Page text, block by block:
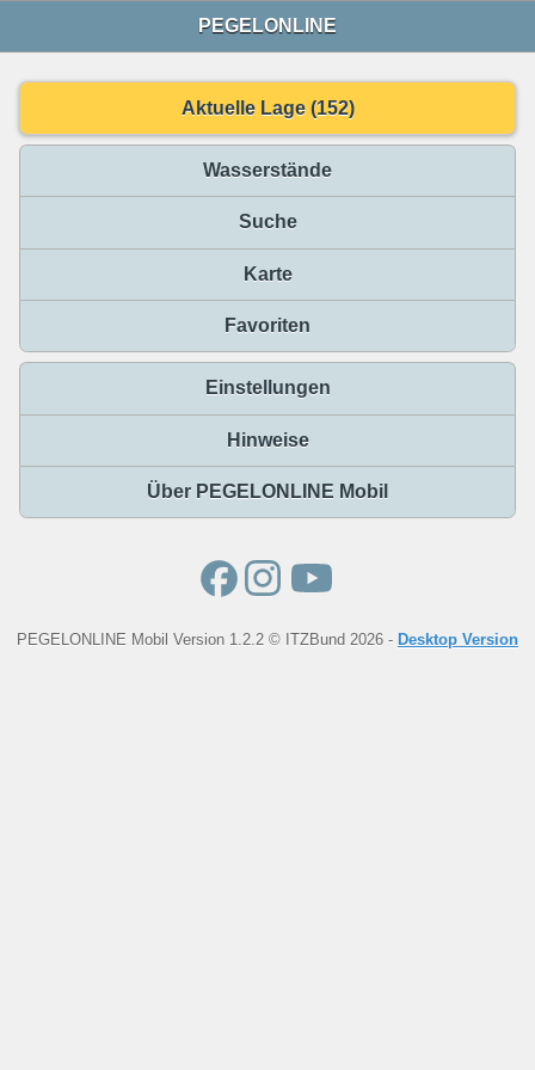
PEGELONLINE
Aktuelle Lage (152)
Wasserstände
Suche
Karte
Favoriten
Einstellungen
Hinweise
Über PEGELONLINE Mobil
PEGELONLINE Mobil Version 1.2.2 © ITZBund 2026 - Desktop Version